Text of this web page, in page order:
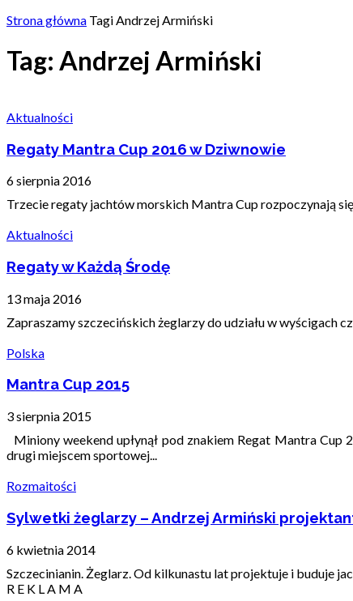
Strona główna TagiAndrzej Armiński
Tag: Andrzej Armiński
Aktualności
Regaty Mantra Cup 2016 w Dziwnowie
6 sierpnia 2016
Trzecie regaty jachtów morskich Mantra Cup rozpoczynają
Aktualności
Regaty w Każdą Środę
13 maja 2016
Zapraszamy szczecińskich żeglarzy do udziału w wyścigach
Polska
Mantra Cup 2015
3 sierpnia 2015
Miniony weekend upłynął pod znakiem Regat Mantra
drugi miejscem sportowej...
Rozmaitości
Sylwetki żeglarzy – Andrzej Armiński
6 kwietnia 2014
Szczecinianin. Żeglarz. Od kilkunastu lat projektuje i buduje
R E K L A M A